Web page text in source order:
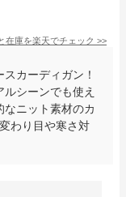
在庫を楽天でチェック >>
カーディガン！
シーンでも使え
ニット素材のカ
わり目や寒さ対